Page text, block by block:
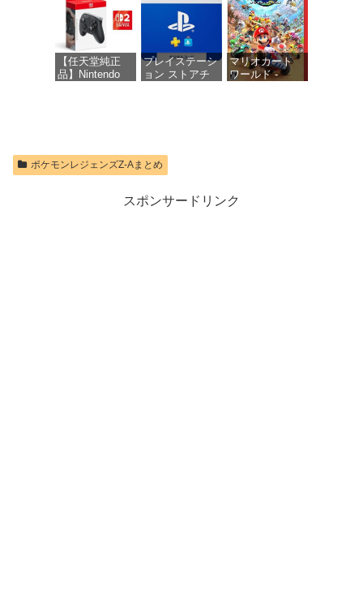
価格：¥10,737
【任天堂純正
品】Nintendo
ステッカー 同
梱
価格：¥9,980
プレイステーシ
ョン ストアチ
マリオカート
ワールド -
ポケモンレジェンズZ-Aまとめ
スポンサードリンク